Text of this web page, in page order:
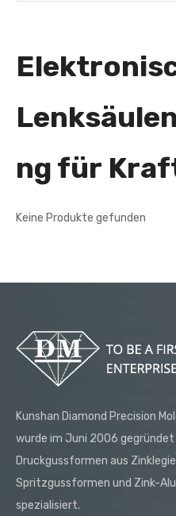
ng für
Keine Produkte gefunden
Kunshan Diamond Precision
wurde im Juni 2006
Druckgussformen aus
Spritzgussformen und Zink-
spezialisiert.